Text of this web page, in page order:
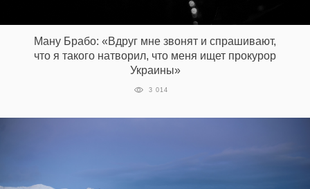
Ману Брабо: «Вдруг мне звонят и спрашивают,
что я такого натворил, что меня ищет прокурор
Украины»
3 014